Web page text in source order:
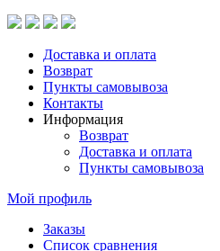
Доставка и оплата
Возврат
Пункты самовывоза
Контакты
Информация
Возврат
Доставка и оплата
Пункты самовывоза
Мой профиль
Заказы
Список сравнения